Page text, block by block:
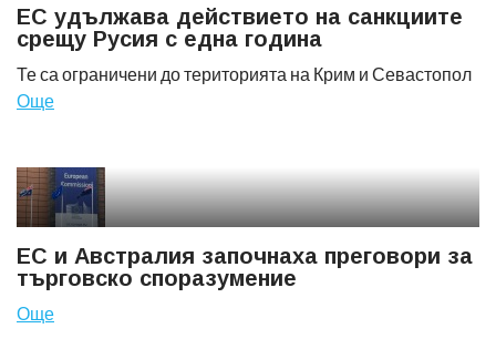
ЕС удължава действието на санкциите
срещу Русия с една година
Те са ограничени до територията на Крим и Севастопол
Още
ЕС и Австралия започнаха преговори за
търговско споразумение
Още